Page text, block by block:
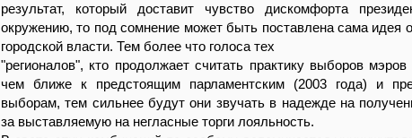
результат, который доставит чувство дискомфорта
окружению, то под сомнение может быть поставлена сама идея
городской власти. Тем более что голоса тех
"регионалов", кто продолжает считать практику выборов
чем ближе к предстоящим парламентским (2003 года) и
выборам, тем сильнее будут они звучать в надежде на
за выставляемую на негласные торги лояльность.